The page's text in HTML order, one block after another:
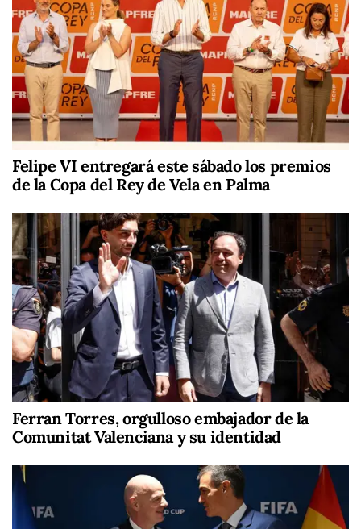
Felipe VI entregará este sábado los premios
de la Copa del Rey de Vela en Palma
Ferran Torres, orgulloso embajador de la
Comunitat Valenciana y su identidad